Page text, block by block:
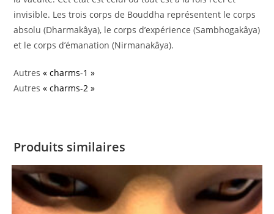
invisible. Les trois corps de Bouddha représentent le corps
absolu (Dharmakâya), le corps d’expérience (Sambhogakâya)
et le corps d’émanation (Nirmanakâya).
Autres« charms-1 »
Autres« charms-2 »
Produits similaires